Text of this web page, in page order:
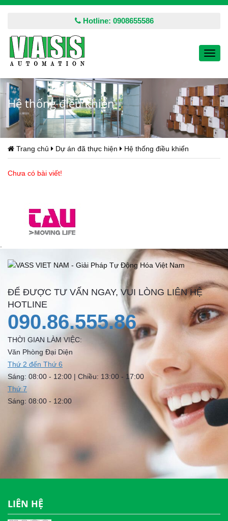
Hotline: 0908655586
Hệ thống điều khiển
Trang chủ Dự án đã thực hiện Hệ thống điều khiển
Chưa có bài viết!
ĐỂ ĐƯỢC TƯ VẤN NGAY, VUI LÒNG LIÊN HỆ
HOTLINE
090.86.555.86
THỜI GIAN LÀM VIỆC:
Văn Phòng Đại Diện
Thứ 2 đến Thứ 6
Sáng: 08:00 - 12:00 | Chiều: 13:00 - 17:00
Thứ 7
Sáng: 08:00 - 12:00
LIÊN HỆ